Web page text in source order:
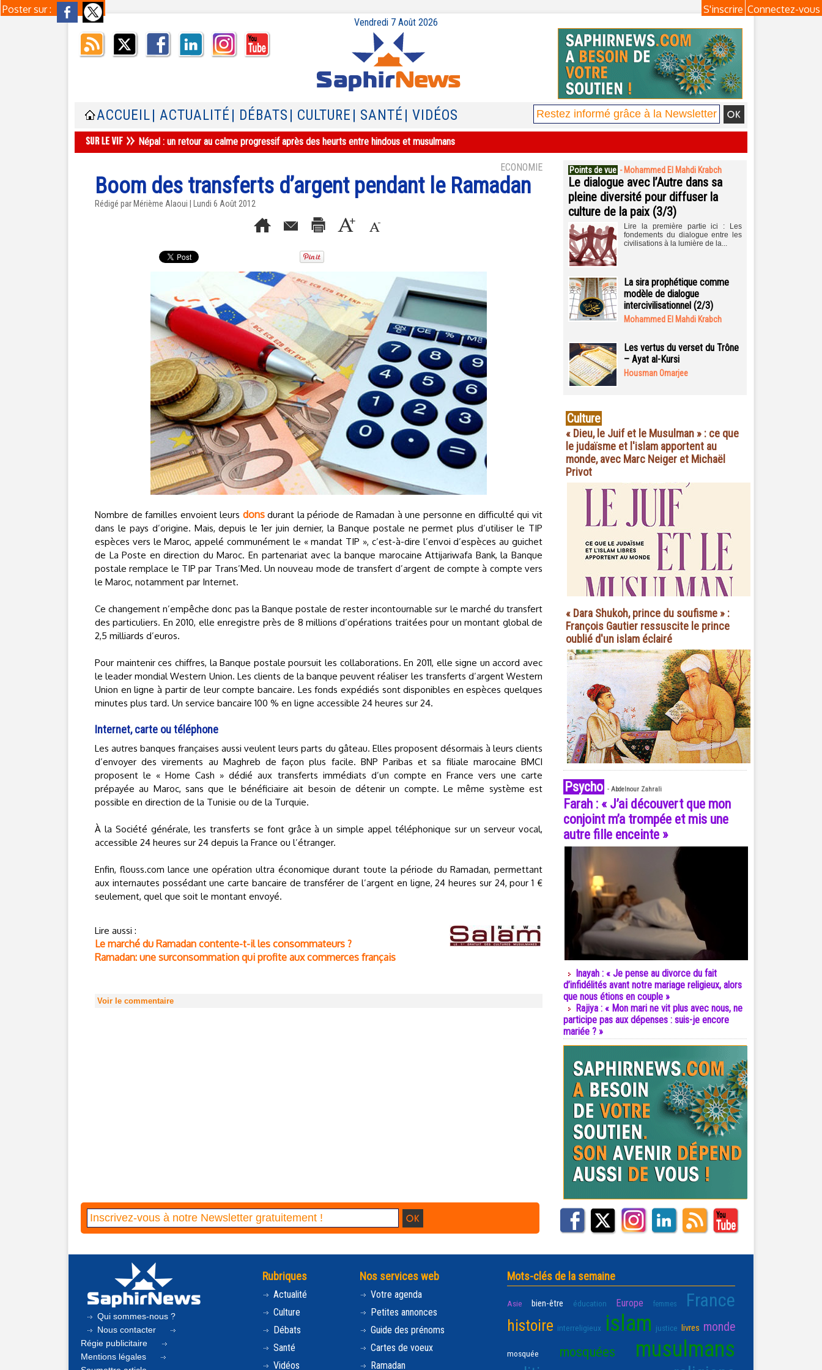
Poster sur : Connectez-vous
S'inscrire
Vendredi 7 Août 2026
ACCUEIL | ACTUALITÉ | DÉBATS | CULTURE | SANTÉ | VIDÉOS
Népal : un retour au calme progressif après des heurts entre hindous et musulmans
ECONOMIE
Boom des transferts d’argent pendant le Ramadan
Rédigé par Mérième Alaoui | Lundi 6 Août 2012
Nombre de familles envoient leurs donsdurant la période de Ramadan à une personne en difficulté qui vit
dans le pays d’origine. Mais, depuis le 1er juin dernier, la Banque postale ne permet plus d’utiliser le TIP
espèces vers le Maroc, appelé communément le « mandat TIP », c’est-à-dire l’envoi d’espèces au guichet
de La Poste en direction du Maroc. En partenariat avec la banque marocaine Attijariwafa Bank, la Banque
postale remplace le TIP par Trans’Med. Un nouveau mode de transfert d’argent de compte à compte vers
le Maroc, notamment par Internet.
Ce changement n’empêche donc pas la Banque postale de rester incontournable sur le marché du transfert
des particuliers. En 2010, elle enregistre près de 8 millions d’opérations traitées pour un montant global de
2,5 milliards d’euros.
Pour maintenir ces chiffres, la Banque postale poursuit les collaborations. En 2011, elle signe un accord avec
le leader mondial Western Union. Les clients de la banque peuvent réaliser les transferts d’argent Western
Union en ligne à partir de leur compte bancaire. Les fonds expédiés sont disponibles en espèces quelques
minutes plus tard. Un service bancaire 100 % en ligne accessible 24 heures sur 24.
Internet, carte ou téléphone
Les autres banques françaises aussi veulent leurs parts du gâteau. Elles proposent désormais à leurs clients
d’envoyer des virements au Maghreb de façon plus facile. BNP Paribas et sa filiale marocaine BMCI
proposent le « Home Cash » dédié aux transferts immédiats d’un compte en France vers une carte
prépayée au Maroc, sans que le bénéficiaire ait besoin de détenir un compte. Le même système est
possible en direction de la Tunisie ou de la Turquie.
À la Société générale, les transferts se font grâce à un simple appel téléphonique sur un serveur vocal,
accessible 24 heures sur 24 depuis la France ou l’étranger.
Enfin, flouss.com lance une opération ultra économique durant toute la période du Ramadan, permettant
aux internautes possédant une carte bancaire de transférer de l’argent en ligne, 24 heures sur 24, pour 1 €
seulement, quel que soit le montant envoyé.
Lire aussi :
Le marché du Ramadan contente-t-il les consommateurs ?
Ramadan: une surconsommation qui profite aux commerces français
Voir le commentaire
Points de vue - Mohammed El Mahdi Krabch
Le dialogue avec l’Autre dans sa
pleine diversité pour diffuser la
culture de la paix (3/3)
Lire la première partie ici : Les
fondements du dialogue entre les
civilisations à la lumière de la...
La sira prophétique comme
modèle de dialogue
intercivilisationnel (2/3)
Mohammed El Mahdi Krabch
Les vertus du verset du Trône
– Ayat al-Kursi
Housman Omarjee
Culture
« Dieu, le Juif et le Musulman » : ce que
le judaïsme et l'islam apportent au
monde, avec Marc Neiger et Michaël
Privot
« Dara Shukoh, prince du soufisme » :
François Gautier ressuscite le prince
oublié d'un islam éclairé
Psycho - Abdelnour Zahrali
Farah : « J’ai découvert que mon
conjoint m’a trompée et mis une
autre fille enceinte »
Inayah : « Je pense au divorce du fait
d’infidélités avant notre mariage religieux, alors
que nous étions en couple »
Rajiya : « Mon mari ne vit plus avec nous, ne
participe pas aux dépenses : suis-je encore
mariée ? »
Qui sommes-nous ?
Nous contacter
Régie publicitaire
Mentions légales
Rubriques
Actualité
Culture
Débats
Santé
Vidéos
Nos services web
Votre agenda
Petites annonces
Guide des prénoms
Cartes de voeux
Ramadan
Mots-clés de la semaine
Asie bien-être éducation Europe femmes France
histoire interreligieux islam justice livres monde
mosquée mosquées musulmans